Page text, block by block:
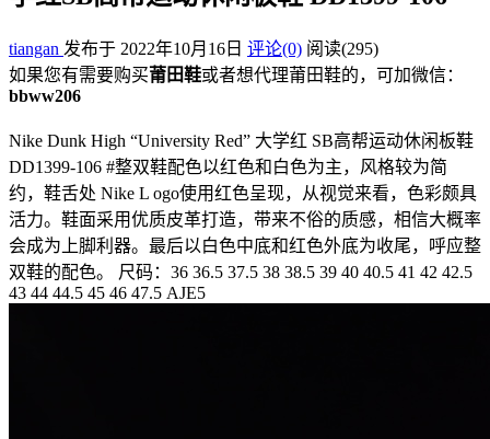
tiangan 发布于 2022年10月16日 评论(0) 阅读(295)
如果您有需要购买莆田鞋或者想代理莆田鞋的，可加微信：
bbww206
Nike Dunk High “University Red” 大学红 SB高帮运动休闲板鞋
DD1399-106 #整双鞋配色以红色和白色为主，风格较为简
约，鞋舌处 Nike L ogo使用红色呈现，从视觉来看，色彩颇具
活力。鞋面采用优质皮革打造，带来不俗的质感，相信大概率
会成为上脚利器。最后以白色中底和红色外底为收尾，呼应整
双鞋的配色。 尺码：36 36.5 37.5 38 38.5 39 40 40.5 41 42 42.5
43 44 44.5 45 46 47.5 AJE5